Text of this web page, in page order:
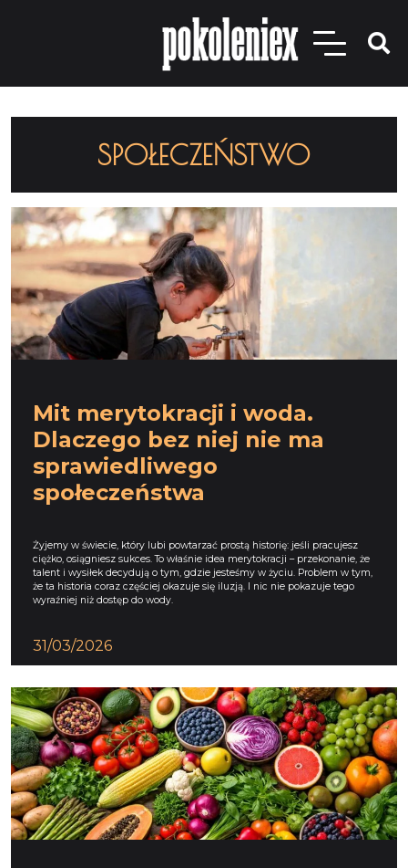
SPOŁECZEŃSTWO
Mit merytokracji i woda.
Dlaczego bez niej nie ma
sprawiedliwego
społeczeństwa
Żyjemy w świecie, który lubi powtarzać prostą historię: jeśli pracujesz
ciężko, osiągniesz sukces. To właśnie idea merytokracji – przekonanie, że
talent i wysiłek decydują o tym, gdzie jesteśmy w życiu. Problem w tym,
że ta historia coraz częściej okazuje się iluzją. I nic nie pokazuje tego
wyraźniej niż dostęp do wody.
31/03/2026